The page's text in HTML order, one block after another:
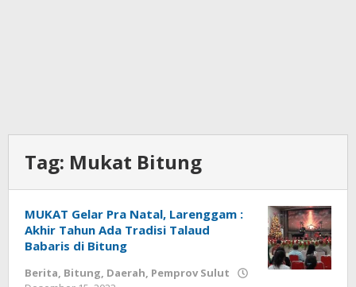
Tag: Mukat Bitung
MUKAT Gelar Pra Natal, Larenggam :
Akhir Tahun Ada Tradisi Talaud
Babaris di Bitung
Berita, Bitung, Daerah, Pemprov Sulut